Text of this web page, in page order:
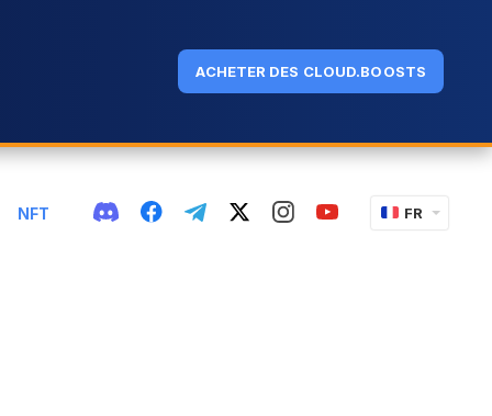
ACHETER DES CLOUD.BOOSTS
NFT FR